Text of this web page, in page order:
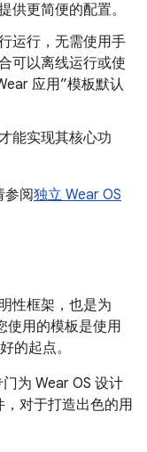
供更简便的配置。
运行，无需使用手
可以离线运行或使
应用”模板默认
能实现其核心功
参阅独立 Wear OS
性框架，也是为
使用的模板是使用
的起点。
为 Wear OS 设计
对于打造出色的用